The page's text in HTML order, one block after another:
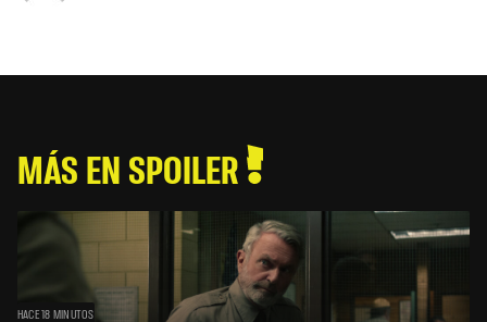
MÁS EN SPOILER
HACE 18 MINUTOS